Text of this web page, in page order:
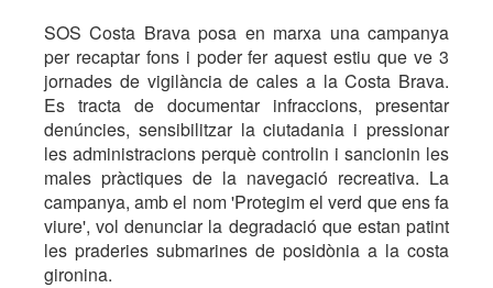
SOS Costa Brava posa en marxa una campanya
per recaptar fons i poder fer aquest estiu que ve 3
jornades de vigilància de cales a la Costa Brava.
Es tracta de documentar infraccions, presentar
denúncies, sensibilitzar la ciutadania i pressionar
les administracions perquè controlin i sancionin les
males pràctiques de la navegació recreativa. La
campanya, amb el nom 'Protegim el verd que ens fa
viure', vol denunciar la degradació que estan patint
les praderies submarines de posidònia a la costa
gironina.